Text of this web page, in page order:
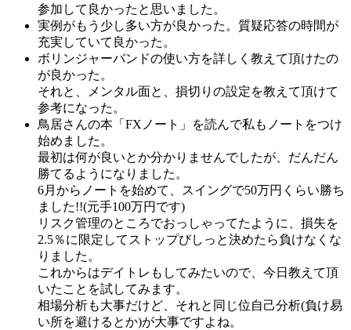
参加して良かったと思いました。
実例がもう少し多い方が良かった。質疑応答の時間が
充実していて良かった。
ボリンジャーバンドの使い方を詳しく教えて頂けたの
が良かった。
それと、メンタル面と、損切りの設定を教えて頂けて
参考になった。
鳥居さんの本「FXノート」を読んで私もノートをつけ
始めました。
最初は何が良いとか分かりませんでしたが、だんだん
勝てるようになりました。
6月からノートを始めて、スイングで50万円くらい勝ち
ました!!(元手100万円です)
リスク管理のところでおっしゃってたように、損失を
2.5％に限定してストップびしっと決めたら負けなくな
りました。
これからはデイトレもしてみたいので、今日教えて頂
いたことを試してみます。
相場分析も大事だけど、それと同じ位自己分析(負け易
い所を避けるとか)が大事ですよね。